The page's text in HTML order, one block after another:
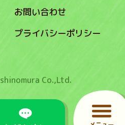
お問い合わせ
プライバシーポリシー
Co.,Ltd.